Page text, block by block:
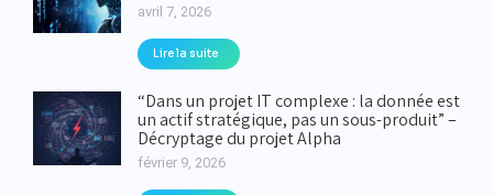
avril 7, 2026
Lire la suite
“Dans un projet IT complexe : la donnée est
un actif stratégique, pas un sous-produit” –
Décryptage du projet Alpha
février 9, 2026